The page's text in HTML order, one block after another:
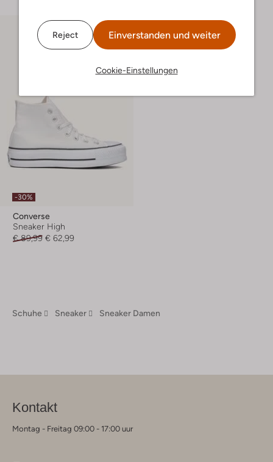
Reject Einverstanden und weiter
Cookie-Einstellungen
-30%
Converse
Sneaker High
€ 89,99 € 62,99
Schuhe Sneaker Sneaker Damen
Kontakt
Montag - Freitag 09:00 - 17:00 uur